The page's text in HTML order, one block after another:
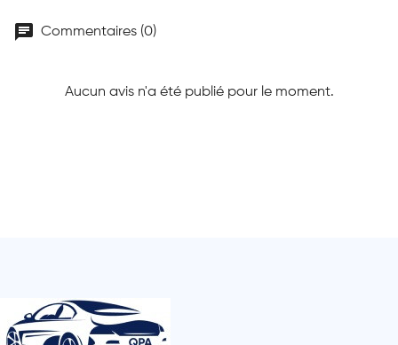
chat Commentaires (0)
Aucun avis n'a été publié pour le moment.